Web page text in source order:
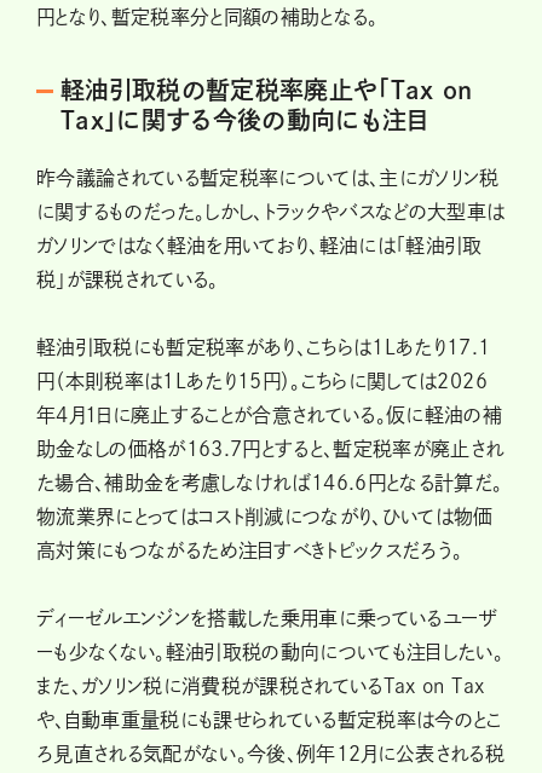
円となり、暫定税率分と同額の補助となる。
軽油引取税の暫定税率廃止や「Tax on
Tax」に関する今後の動向にも注目
昨今議論されている暫定税率については、主にガソリン税
に関するものだった。しかし、トラックやバスなどの大型車は
ガソリンではなく軽油を用いており、軽油には「軽油引取
税」が課税されている。
軽油引取税にも暫定税率があり、こちらは1Lあたり17.1
円（本則税率は１Lあたり15円）。こちらに関しては2026
年4月1日に廃止することが合意されている。仮に軽油の補
助金なしの価格が163.7円とすると、暫定税率が廃止され
た場合、補助金を考慮しなければ146.6円となる計算だ。
物流業界にとってはコスト削減につながり、ひいては物価
高対策にもつながるため注目すべきトピックスだろう。
ディーゼルエンジンを搭載した乗用車に乗っているユーザ
ーも少なくない。軽油引取税の動向についても注目したい。
また、ガソリン税に消費税が課税されているTax on Tax
や、自動車重量税にも課せられている暫定税率は今のとこ
ろ見直される気配がない。今後、例年12月に公表される税